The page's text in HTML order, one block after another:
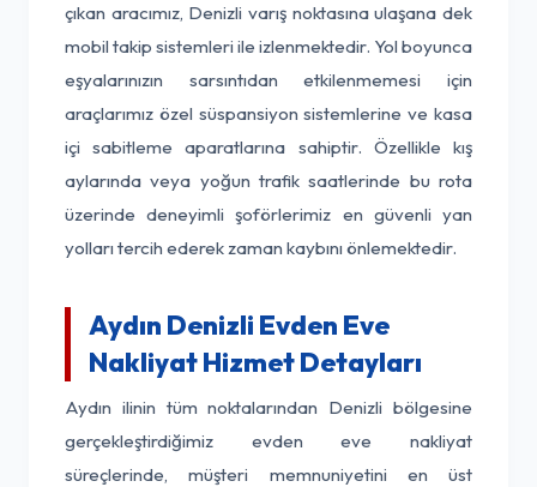
çıkan aracımız, Denizli varış noktasına ulaşana dek
mobil takip sistemleri ile izlenmektedir. Yol boyunca
eşyalarınızın sarsıntıdan etkilenmemesi için
araçlarımız özel süspansiyon sistemlerine ve kasa
içi sabitleme aparatlarına sahiptir. Özellikle kış
aylarında veya yoğun trafik saatlerinde bu rota
üzerinde deneyimli şoförlerimiz en güvenli yan
yolları tercih ederek zaman kaybını önlemektedir.
Aydın Denizli Evden Eve
Nakliyat Hizmet Detayları
Aydın ilinin tüm noktalarından Denizli bölgesine
gerçekleştirdiğimiz evden eve nakliyat
süreçlerinde, müşteri memnuniyetini en üst